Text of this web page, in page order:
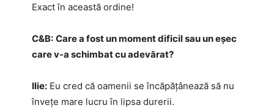
Exact în această ordine!
C&B: Care a fost un moment dificil sau un eșec
care v-a schimbat cu adevărat?
Ilie: Eu cred că oamenii se încăpățânează să nu
învețe mare lucru în lipsa durerii.